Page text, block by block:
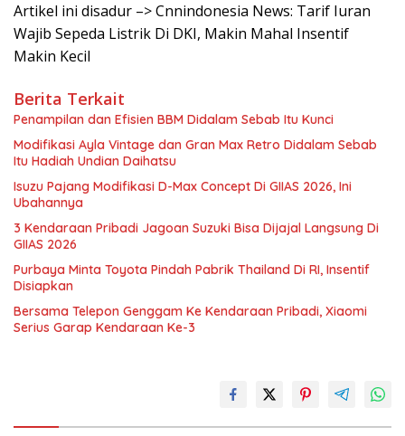
Artikel ini disadur –> Cnnindonesia News: Tarif Iuran
Wajib Sepeda Listrik Di DKI, Makin Mahal Insentif
Makin Kecil
Berita Terkait
Penampilan dan Efisien BBM Didalam Sebab Itu Kunci
Modifikasi Ayla Vintage dan Gran Max Retro Didalam Sebab
Itu Hadiah Undian Daihatsu
Isuzu Pajang Modifikasi D-Max Concept Di GIIAS 2026, Ini
Ubahannya
3 Kendaraan Pribadi Jagoan Suzuki Bisa Dijajal Langsung Di
GIIAS 2026
Purbaya Minta Toyota Pindah Pabrik Thailand Di RI, Insentif
Disiapkan
Bersama Telepon Genggam Ke Kendaraan Pribadi, Xiaomi
Serius Garap Kendaraan Ke-3